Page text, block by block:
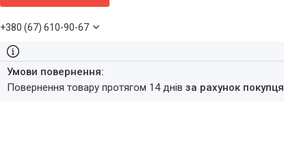
+380 (67) 610-90-67
повернення товару протягом 14 днівза рахунок покупця